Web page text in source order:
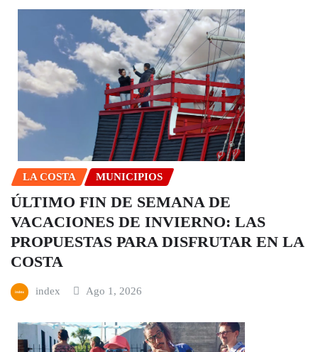
LA COSTA MUNICIPIOS
ÚLTIMO FIN DE SEMANA DE
VACACIONES DE INVIERNO: LAS
PROPUESTAS PARA DISFRUTAR EN LA
COSTA
index Ago 1, 2026